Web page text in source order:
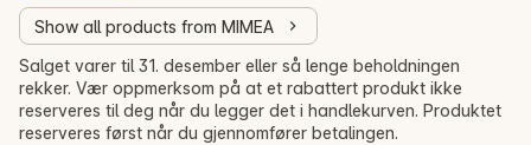
Show all products from MIMEA
Salget varer til 31. desember eller så lenge beholdningen
rekker. Vær oppmerksom på at et rabattert produkt ikke
reserveres til deg når du legger det i handlekurven. Produktet
reserveres først når du gjennomfører betalingen.